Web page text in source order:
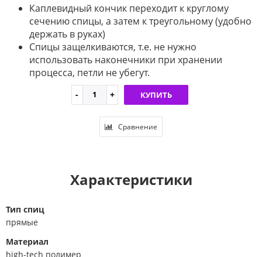
Каплевидный кончик переходит к круглому
сечению спицы, а затем к треугольному (удобно
держать в руках)
Спицы защелкиваются, т.е. не нужно
использовать наконечники при хранении
процесса, петли не убегут.
КУПИТЬ
Сравнение
Характеристики
Тип спиц
прямые
Материал
high-tech полимер